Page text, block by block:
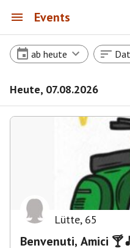
Events
ab heute
Heute, 07.08.2026
Lütte, 65
Benvenuti, Amici 🍸🎵🎶 "La Dolce